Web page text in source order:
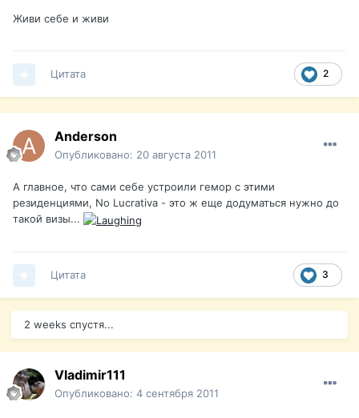
Живи себе и живи
2
Цитата
Anderson
Опубликовано: 20 августа 2011
А главное, что сами себе устроили гемор с этими
резиденциями, No Lucrativa - это ж еще додуматься нужно до
такой визы...
3
Цитата
2 weeks спустя...
Vladimir111
Опубликовано: 4 сентября 2011